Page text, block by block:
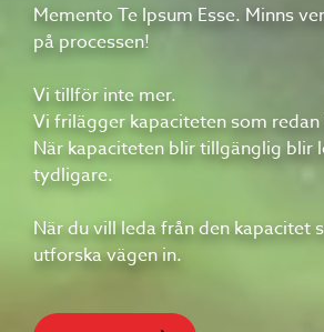
Memento Te Ipsum Esse. Minns
på processen!
Vi tillför inte mer.
Vi frilägger kapaciteten som redan
När kapaciteten blir tillgänglig blir
tydligare.
När du vill leda från den kapacitet
utforska vägen in.